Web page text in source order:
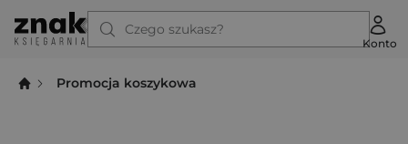
Czego szukasz?
Konto
Promocja koszykowa